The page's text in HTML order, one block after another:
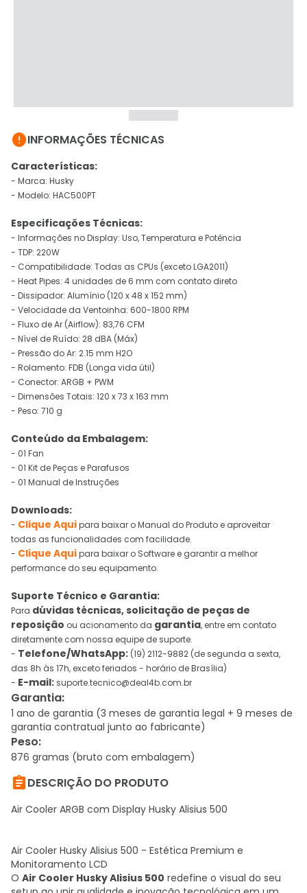
INFORMAÇÕES TÉCNICAS
Características:
- Marca: Husky
- Modelo: HAC500PT
Especificações Técnicas:
- Informações no Display: Uso, Temperatura e Potência
- TDP: 220W
- Compatibilidade: Todas as CPUs (exceto LGA2011)
- Heat Pipes: 4 unidades de 6 mm com contato direto
- Dissipador: Alumínio (120 x 48 x 152 mm)
- Velocidade da Ventoinha: 600-1800 RPM
- Fluxo de Ar (Airflow): 83,76 CFM
- Nível de Ruído: 28 dBA (Máx)
- Pressão do Ar: 2.15 mm H2O
- Rolamento: FDB (Longa vida útil)
- Conector: ARGB + PWM
- Dimensões Totais: 120 x 73 x 163 mm
- Peso: 710 g
Conteúdo da Embalagem:
- 01 Fan
- 01 Kit de Peças e Parafusos
- 01 Manual de Instruções
Downloads:
- Clique Aquipara baixar o Manual do Produto e aproveitar
todas as funcionalidades com facilidade.
- Clique Aquipara baixar o Software e garantir a melhor
performance do seu equipamento.
Suporte Técnico e Garantia:
Para dúvidas técnicas, solicitação de peças de
reposição ou acionamento da garantia, entre em contato
diretamente com nossa equipe de suporte.
- Telefone/WhatsApp: (19) 2112-9882 (de segunda a sexta,
das 8h às 17h, exceto feriados - horário de Brasília)
- E-mail:suporte.tecnico@deal4b.com.br
Garantia:
1 ano de garantia (3 meses de garantia legal + 9 meses de
garantia contratual junto ao fabricante)
Peso:
876 gramas (bruto com embalagem)
DESCRIÇÃO DO PRODUTO
Air Cooler ARGB com Display Husky Alisius 500
Air Cooler Husky Alisius 500 - Estética Premium e
Monitoramento LCD
O Air Cooler Husky Alisius 500 redefine o visual do seu